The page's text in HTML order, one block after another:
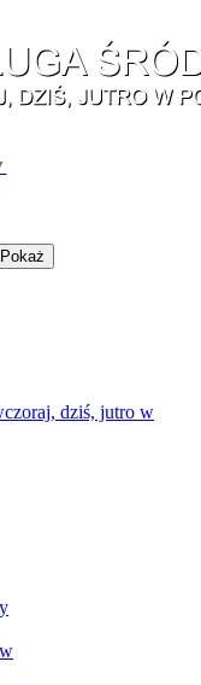
Pokaż
dziś, jutro w